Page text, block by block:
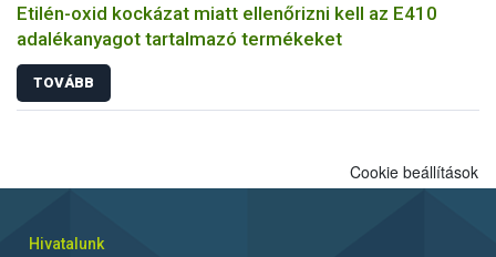
Etilén-oxid kockázat miatt ellenőrizni kell az E410
adalékanyagot tartalmazó termékeket
TOVÁBB
Cookie beállítások
Hivatalunk